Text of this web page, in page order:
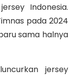
Indonesia.
pada 2024
sama halnya
jersey